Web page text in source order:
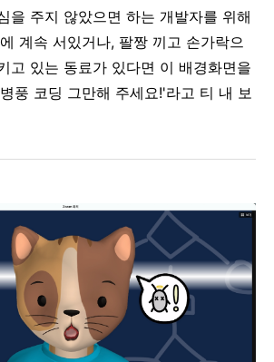
을 주지 않았으면 하는 개발자를 위해
계속 서있거나, 팔짱 끼고 손가락으
고 있는 동료가 있다면 이 배경화면을
풍 코딩 그만해 주세요!'라고 티 내 보